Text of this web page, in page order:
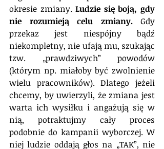
okresie zmiany. Ludzie się boją, gdy
nie rozumieją celu zmiany. Gdy
przekaz jest niespójny bądź
niekompletny, nie ufają mu, szukając
tzw. „prawdziwych” powodów
(którym np. miałoby być zwolnienie
wielu pracowników). Dlatego jeżeli
chcemy, by uwierzyli, że zmiana jest
warta ich wysiłku i angażują się w
nią, potraktujmy cały proces
podobnie do kampanii wyborczej. W
niej ludzie oddają głos na „TAK”, nie